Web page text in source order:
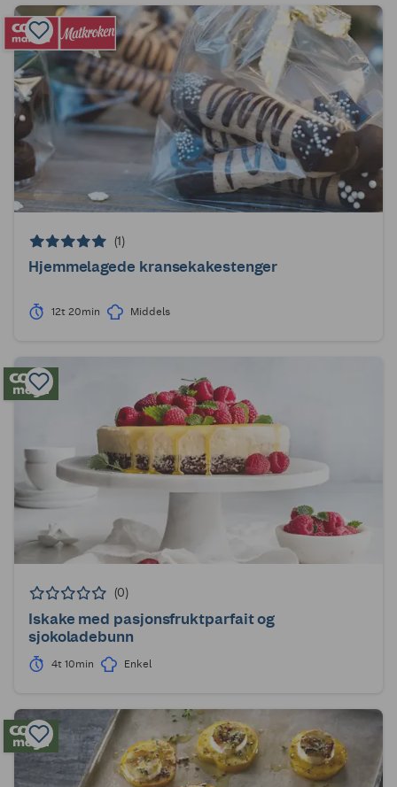
(1)
Hjemmelagede kransekakestenger
12t 20min Middels
(0)
Iskake med pasjonsfruktparfait og
sjokoladebunn
4t 10min Enkel